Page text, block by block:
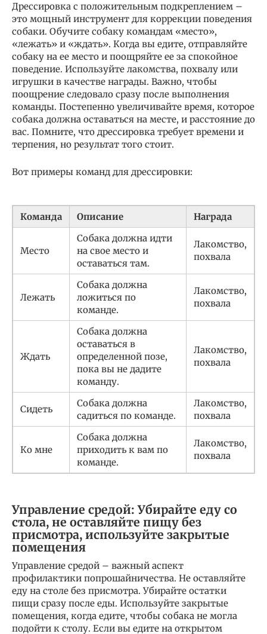
Дрессировка с положительным подкреплением –
это мощный инструмент для коррекции поведения
собаки. Обучите собаку командам «место»,
«лежать» и «ждать». Когда вы едите, отправляйте
собаку на ее место и поощряйте ее за спокойное
поведение. Используйте лакомства, похвалу или
игрушки в качестве награды. Важно, чтобы
поощрение следовало сразу после выполнения
команды. Постепенно увеличивайте время, которое
собака должна оставаться на месте, и расстояние до
вас. Помните, что дрессировка требует времени и
терпения, но результат того стоит.
Вот примеры команд для дрессировки:
Команда Описание Награда
Место
Собака должна идти
на свое место и
оставаться там.
Лакомство,
похвала
Лежать
Собака должна
ложиться по
команде.
Лакомство,
похвала
Ждать
Собака должна
оставаться в
определенной позе,
пока вы не дадите
команду.
Лакомство,
похвала
Сидеть
Собака должна
садиться по команде.
Лакомство,
похвала
Ко мне
Собака должна
приходить к вам по
команде.
Лакомство,
похвала
Управление средой: Убирайте еду со
стола, не оставляйте пищу без
присмотра, используйте закрытые
помещения
Управление средой – важный аспект
профилактики попрошайничества. Не оставляйте
еду на столе без присмотра. Убирайте остатки
пищи сразу после еды. Используйте закрытые
помещения, когда едите, чтобы собака не могла
подойти к столу. Если вы едите на открытом